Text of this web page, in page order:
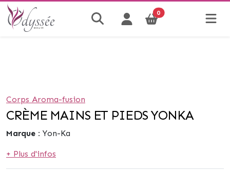
0
Corps Aroma-fusion
CRÈME MAINS ET PIEDS YONKA
Marque : Yon-Ka
+ Plus d'infos